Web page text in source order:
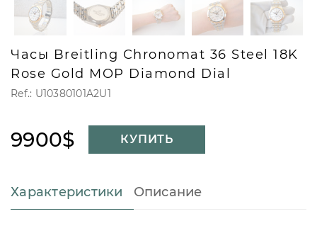
Часы Breitling Chronomat 36 Steel 18K
Rose Gold MOP Diamond Dial
Ref.: U10380101A2U1
9900$ КУПИТЬ
Характеристики Описание